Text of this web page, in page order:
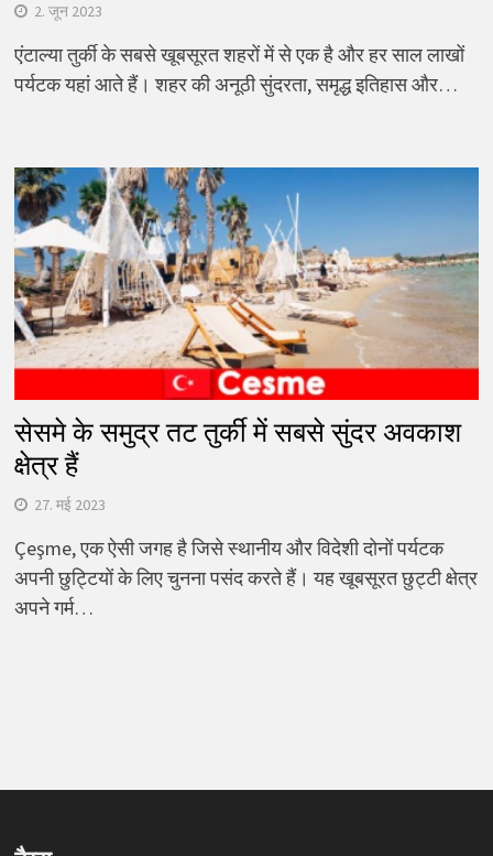
2. जून 2023
एंटाल्या तुर्की के सबसे खूबसूरत शहरों में से एक है और हर साल लाखों
पर्यटक यहां आते हैं। शहर की अनूठी सुंदरता, समृद्ध इतिहास और…
सेसमे के समुद्र तट तुर्की में सबसे सुंदर अवकाश
क्षेत्र हैं
27. मई 2023
Çeşme, एक ऐसी जगह है जिसे स्थानीय और विदेशी दोनों पर्यटक
अपनी छुट्टियों के लिए चुनना पसंद करते हैं। यह खूबसूरत छुट्टी क्षेत्र
अपने गर्म…